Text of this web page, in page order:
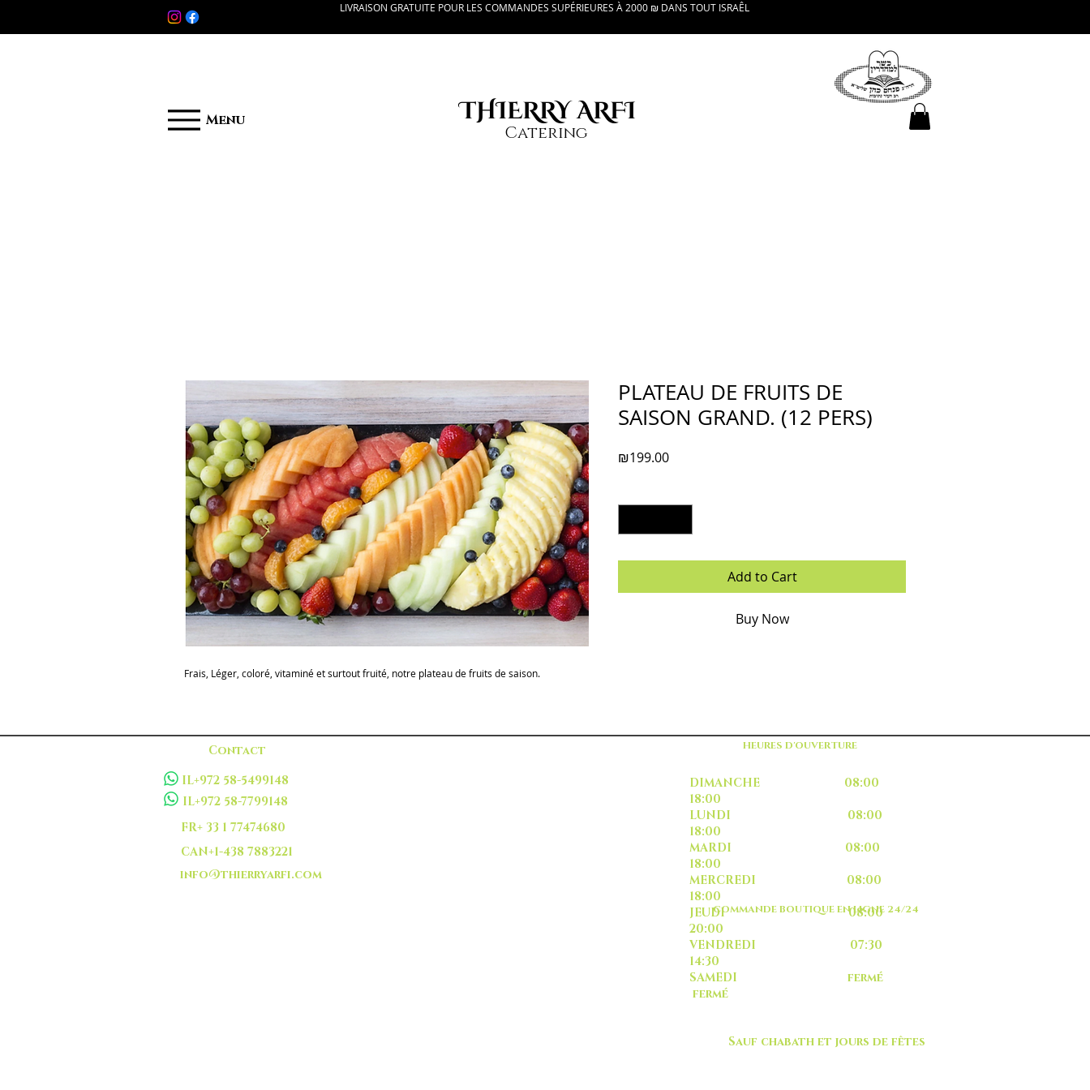
LIVRAISON GRATUITE POUR LES COMMANDES SUPÉRIEURES À 2000 ₪ DANS TOUT ISRAÊL
Menu THIERRY ARFI
Catering
Frais, Léger, coloré, vitaminé et surtout fruité, notre plateau de fruits de saison.
PLATEAU DE FRUITS DE
SAISON GRAND. (12 PERS)
₪199.00Price
Add to Cart
Buy Now
Contact
IL+972 58-5499148
IL+972 58-7799148
FR+ 33 1 77474680
CAN+1-438 7883221
info@thierryarfi.com
HEURES D'OUVERTURE
COMMANDE BOUTIQUE EN LIGNE 24/24
DIMANCHE 08:00
18:00
LUNDI 08:00
18:00
MARDI 08:00
18:00
MERCREDI 08:00
18:00
JEUDI 08:00
20:00
VENDREDI 07:30
14:30
SAMEDI fermé
fermé
Sauf chabath et jours de fêtes